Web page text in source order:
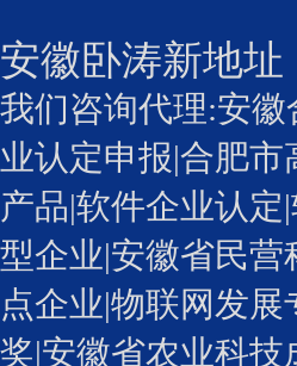
安徽卧涛新地址
我们咨询代理:安徽
业认定申报|合肥市
产品|软件企业认定
型企业|安徽省民营
点企业|物联网发
奖|安徽省农业科